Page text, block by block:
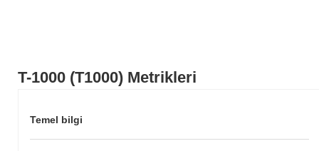
T-1000 (T1000) Metrikleri
Temel bilgi